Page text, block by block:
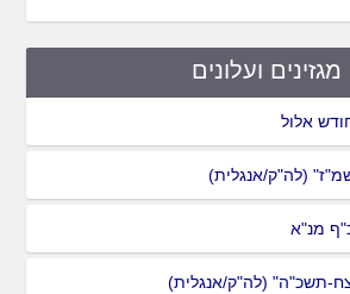
מגזינים ועלונים
אלול
(לה"ק/אנגלית)
מנ"א
תשכ"ה" (לה"ק/אנגלית)